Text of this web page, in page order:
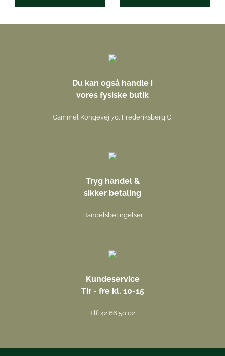
Du kan også handle i
vores fysiske butik
Gammel Kongevej 70, Frederiksberg C.
Tryg handel &
sikker betaling
Handelsbetingelser
Kundeservice
Tir - fre kl. 10-15
Tlf: 42 66 50 02